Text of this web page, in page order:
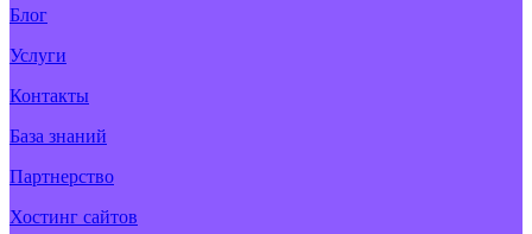
Блог
Услуги
Контакты
База знаний
Партнерство
Хостинг сайтов